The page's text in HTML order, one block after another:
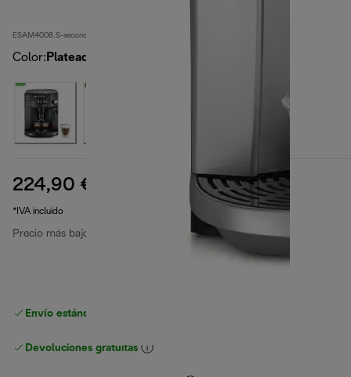
ESAM4008.S-second
Color: Plateado
224,90 € precio original 339,90 €
*IVA incluido
Precio más bajo en los últimos 30 días224,90 €
Envío estándar gratuito
Devoluciones gratuitas